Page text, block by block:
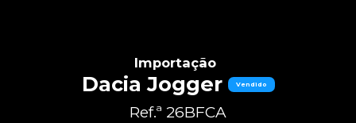
Importação
Dacia Jogger Vendido
Ref.ª 26BFCA